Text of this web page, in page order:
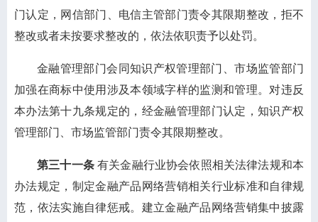
门认定，网信部门、电信主管部门责令其限期整改，拒不
整改或者未按要求整改的，依法依职责予以处罚。
金融管理部门会同知识产权管理部门、市场监管部门
加强在商标中使用涉及本领域字样的监测和管理。对违反
本办法第十九条规定的，经金融管理部门认定，知识产权
管理部门、市场监管部门责令其限期整改。
第三十一条有关金融行业协会依照相关法律法规和本
办法规定，制定金融产品网络营销相关行业标准和自律规
范，依法实施自律惩戒。建立金融产品网络营销集中披露